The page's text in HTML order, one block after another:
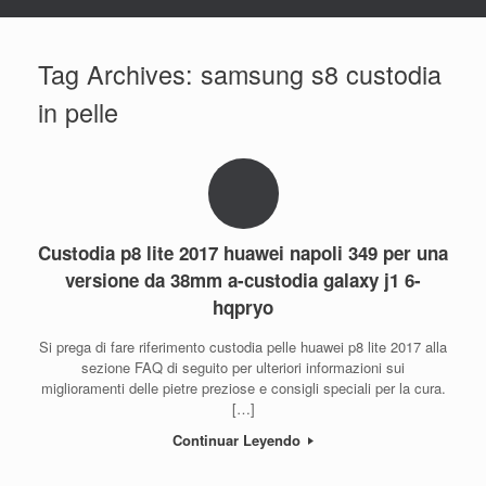
Tag Archives: samsung s8 custodia
in pelle
Custodia p8 lite 2017 huawei napoli 349 per una
versione da 38mm a-custodia galaxy j1 6-
hqpryo
Si prega di fare riferimento custodia pelle huawei p8 lite 2017 alla
sezione FAQ di seguito per ulteriori informazioni sui
miglioramenti delle pietre preziose e consigli speciali per la cura.
[…]
Continuar Leyendo